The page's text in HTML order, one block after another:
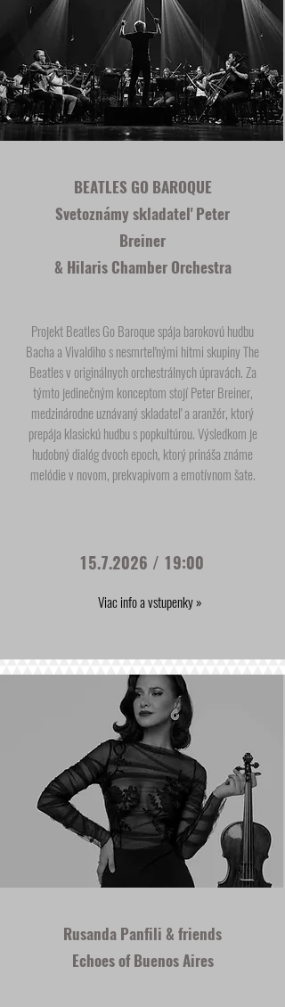
BEATLES GO BAROQUE
Svetoznámy skladateľ Peter
Breiner
& Hilaris Chamber Orchestra
Projekt Beatles Go Baroque spája barokovú hudbu
Bacha a Vivaldiho s nesmrteľnými hitmi skupiny The
Beatles v originálnych orchestrálnych úpravách. Za
týmto jedinečným konceptom stojí Peter Breiner,
medzinárodne uznávaný skladateľ a aranžér, ktorý
prepája klasickú hudbu s popkultúrou. Výsledkom je
hudobný dialóg dvoch epoch, ktorý prináša známe
melódie v novom, prekvapivom a emotívnom šate.
15.7.2026 / 19:00
Viac info a vstupenky »
Rusanda Panfili & friends
Echoes of Buenos Aires